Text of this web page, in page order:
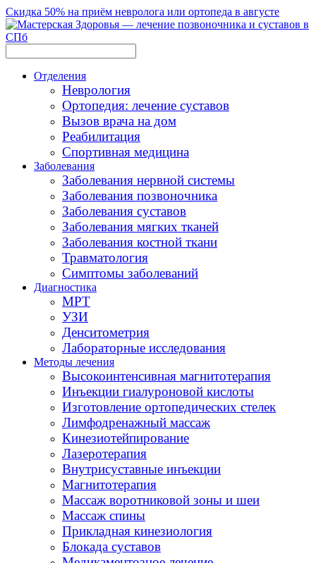
Скидка 50% на приём невролога или ортопеда в августе
Отделения
Неврология
Ортопедия: лечение суставов
Вызов врача на дом
Реабилитация
Спортивная медицина
Заболевания
Заболевания нервной системы
Заболевания позвоночника
Заболевания суставов
Заболевания мягких тканей
Заболевания костной ткани
Травматология
Симптомы заболеваний
Диагностика
МРТ
УЗИ
Денситометрия
Лабораторные исследования
Методы лечения
Высокоинтенсивная магнитотерапия
Инъекции гиалуроновой кислоты
Изготовление ортопедических стелек
Лимфодренажный массаж
Кинезиотейпирование
Лазеротерапия
Внутрисуставные инъекции
Магнитотерапия
Массаж воротниковой зоны и шеи
Массаж спины
Прикладная кинезиология
Блокада суставов